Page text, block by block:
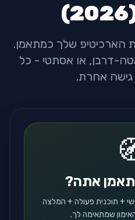
את הארכיטיפ שלך כמתאמן.
דרבן, או אסתטי - כל
אחרת.
אתה?
אישי + תוכנית פעולה + המלצה
שמתאימה לך.